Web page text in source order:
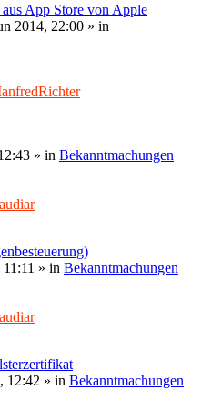
App Store von Apple
2014, 22:00 » in
» in Bekanntmachungen
» in Bekanntmachungen
12:42 » in Bekanntmachungen